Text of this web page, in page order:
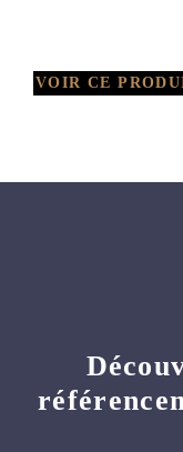
VOIR CE